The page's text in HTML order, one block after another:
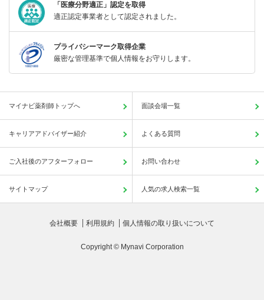
「医療分野適正」認定を取得
適正認定事業者として認定されました。
プライバシーマーク取得企業
厳密な管理基準で個人情報をお守りします。
マイナビ薬剤師トップへ 面談会場一覧
キャリアアドバイザー紹介 よくある質問
ご入社後のアフターフォロー お問い合わせ
サイトマップ 人気の求人検索一覧
会社概要 利用規約 個人情報の取り扱いについて
Copyright © Mynavi Corporation